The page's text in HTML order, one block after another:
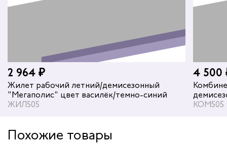
2 964 ₽
Жилет рабочий летний/демисезонный
"Мегаполис" цвет василёк/темно-синий
ЖИЛ505
4 500
темно-
КОМ505
Похожие товары